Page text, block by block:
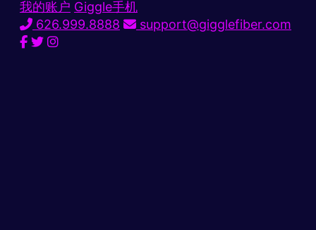
我的账户 Giggle手机
626.999.8888
support@gigglefiber.com